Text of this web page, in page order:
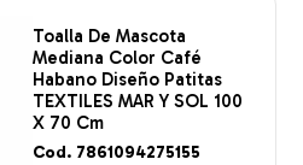
Toalla De Mascota
Mediana Color Café
Habano Diseño Patitas
TEXTILES MAR Y SOL 100
X 70 Cm
Cod. 7861094275155